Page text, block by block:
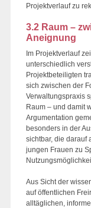
Projektverlauf zu
3.2 Raum –
Aneignung
Im Projektverlauf
unterschiedlich
Projektbeteiligten
sich zwischen der
Verwaltungspraxis
Raum – und damit
Argumentation
besonders in der
sichtbar, die darauf
jungen Frauen zu
Aus Sicht der
auf öffentlichen
alltäglichen,